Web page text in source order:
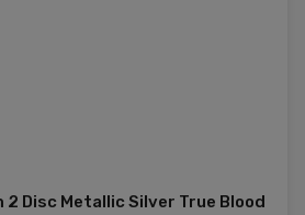
2 Disc Metallic Silver True Blood